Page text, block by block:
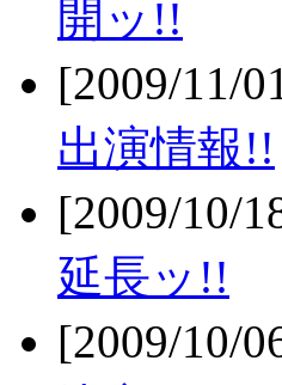
開ッ!!
[2009/11/
出演情報!!
[2009/10/
延長ッ!!
[2009/10/